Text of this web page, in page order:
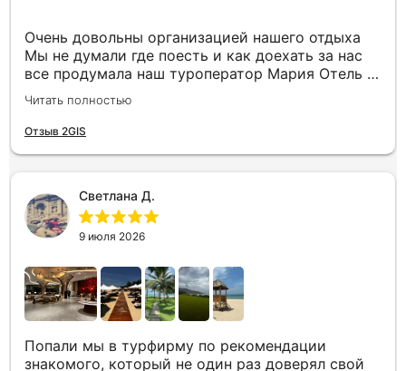
Очень довольны организацией нашего отдыха
Мы не думали где поесть и как доехать за нас
все продумала наш туроператор Мария Отель в
котором мы жили находится в тихом месте в
шаговой доступности большое количество
достопримечательностей и мест где можно
Читать полностью
Отзыв 2GIS
Светлана Д.
9 июля 2026
Попали мы в турфирму по рекомендации
знакомого, который не один раз доверял свой